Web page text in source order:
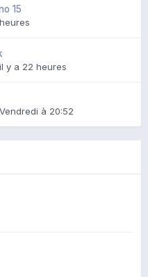
15
il y a 22 heures
Vendredi à 20:52